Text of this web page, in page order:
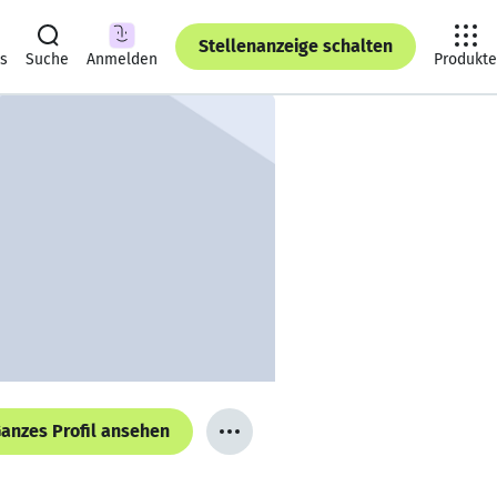
Suche Anmelden
Stellenanzeige schalten
Produkte
Profil ansehen